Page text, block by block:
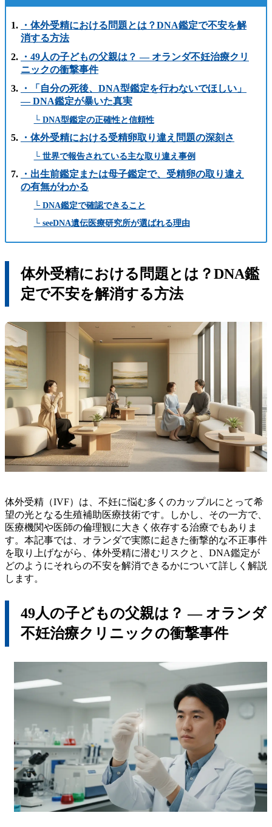
・体外受精における問題とは？DNA鑑定で不安を解
消する方法
・49人の子どもの父親は？ ― オランダ不妊治療クリ
ニックの衝撃事件
・「自分の死後、DNA型鑑定を行わないでほしい」
― DNA鑑定が暴いた真実
└ DNA型鑑定の正確性と信頼性
・体外受精における受精卵取り違え問題の深刻さ
└ 世界で報告されている主な取り違え事例
・出生前鑑定または母子鑑定で、受精卵の取り違え
の有無がわかる
└ DNA鑑定で確認できること
└ seeDNA遺伝医療研究所が選ばれる理由
体外受精における問題とは？DNA鑑
定で不安を解消する方法
体外受精（IVF）は、不妊に悩む多くのカップルにとって希
望の光となる生殖補助医療技術です。しかし、その一方で、
医療機関や医師の倫理観に大きく依存する治療でもありま
す。本記事では、オランダで実際に起きた衝撃的な不正事件
を取り上げながら、体外受精に潜むリスクと、DNA鑑定が
どのようにそれらの不安を解消できるかについて詳しく解説
します。
49人の子どもの父親は？ ― オランダ
不妊治療クリニックの衝撃事件